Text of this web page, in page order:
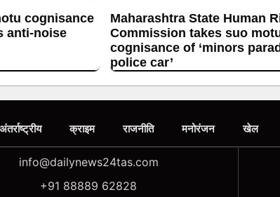
cognisance
anti-noise
Maharashtra State Human
Commission takes suo
cognisance of ‘minors
police car’
अंतर्राष्ट्रीय क्राइम राजनीति मनोरंजन खेल
info@dailynews24tas.com
+91 88889 62828